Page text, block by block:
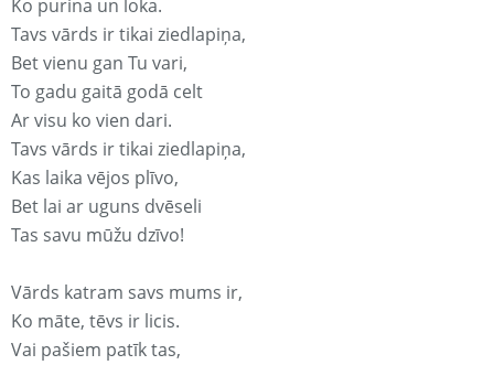
Ko purina un loka.
Tavs vārds ir tikai ziedlapiņa,
Bet vienu gan Tu vari,
To gadu gaitā godā celt
Ar visu ko vien dari.
Tavs vārds ir tikai ziedlapiņa,
Kas laika vējos plīvo,
Bet lai ar uguns dvēseli
Tas savu mūžu dzīvo!
Vārds katram savs mums ir,
Ko māte, tēvs ir licis.
Vai pašiem patīk tas,